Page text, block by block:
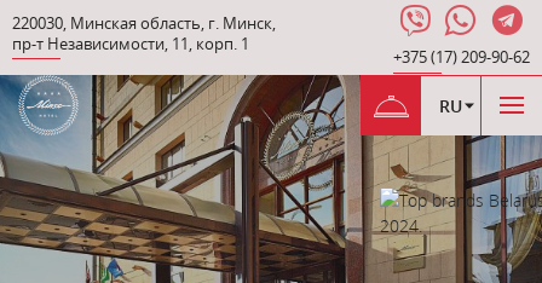
+375 (17) 209-90-62
220030, Минская область, г. Минск,
пр-т Независимости, 11, корп. 1
RU